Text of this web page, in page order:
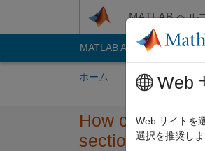
MATLAB ヘル
MATLAB Answers File
ホーム 質問する
How can I run
sections?
Web
Web サイトを
選択を推奨し